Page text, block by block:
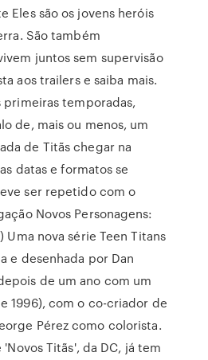
Eles são os jovens heróis
São também
juntos sem supervisão
aos trailers e saiba mais.
primeiras temporadas,
de, mais ou menos, um
de Titãs chegar na
datas e formatos se
ser repetido com o
Novos Personagens:
Uma nova série Teen Titans
e desenhada por Dan
de um ano com um
1996), com o co-criador de
Pérez como colorista.
'Novos Titãs', da DC, já tem